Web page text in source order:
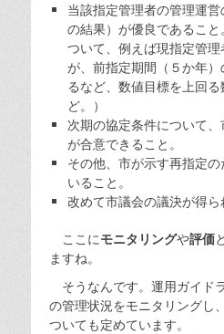
当該指定管理者の管理運
の結果）が優良であるこ
ついて、例えば現指定管
が、前指定期間（５か年
るなど、数値目標を上回
ど。）
次期の協定条件について
が合意できること。
その他、市が示す再指定
いること。
改めて市議会の議決が得ら
ここにモニタリングや評価
ますね。
そうなんです。運用ガイド
の管理状況をモニタリングし
ついても定めています。